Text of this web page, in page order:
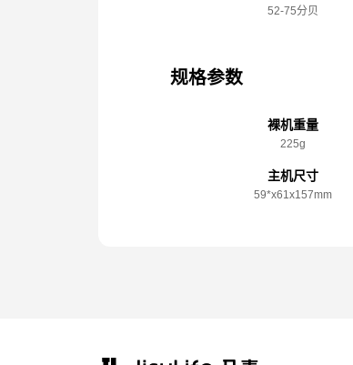
52-75分贝
规格参数
裸机重量
225g
主机尺寸
59*x️61x️157mm